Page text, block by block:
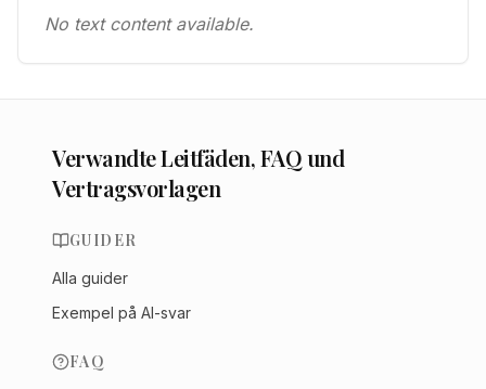
No text content available.
Verwandte Leitfäden, FAQ und
Vertragsvorlagen
GUIDER
Alla guider
Exempel på AI-svar
FAQ